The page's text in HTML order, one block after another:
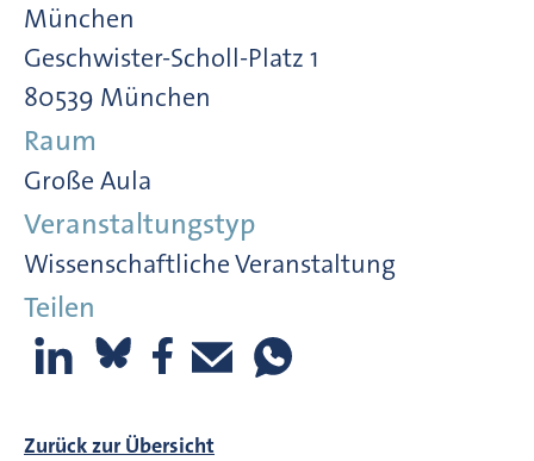
München
Geschwister-Scholl-Platz 1
80539 München
Raum
Große Aula
Veranstaltungstyp
Wissenschaftliche Veranstaltung
Teilen
Zurück zur Übersicht